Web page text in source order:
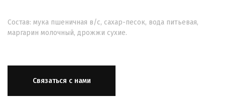
Состав: мука пшеничная в/с, сахар-песок, вода питьевая,
маргарин молочный, дрожжи сухие.
Связаться с нами